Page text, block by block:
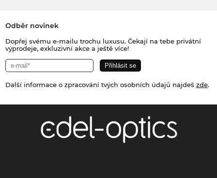
Odběr novinek
Dopřej svému e-mailu trochu luxusu. Čekají na tebe privátní
výprodeje, exkluzivní akce a ještě více!
Další informace o zpracování tvých osobních údajů najdeš zde.